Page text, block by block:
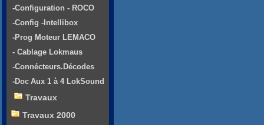
-Configuration - ROCO
-Config -Intellibox
-Prog Moteur LEMACO
- Cablage Lokmaus
-Connécteurs.Décodes
-Doc Aux 1 à 4 LokSound
Travaux
Travaux 2000